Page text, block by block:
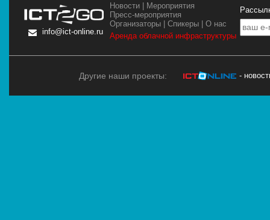
info@ict-online.ru
Новости | Мероприятия
Пресс-мероприятия
Организаторы |Спикеры |О нас
Аренда облачной инфраструктуры
Другие наши проекты: -